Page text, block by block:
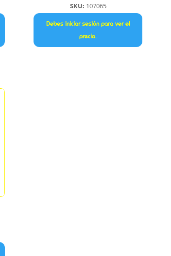
SKU: 107065
Debes iniciar sesión para ver el
precio.